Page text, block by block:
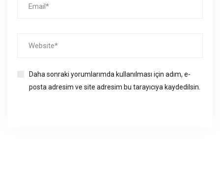
Daha sonraki yorumlarımda kullanılması için adım, e-
posta adresim ve site adresim bu tarayıcıya kaydedilsin.